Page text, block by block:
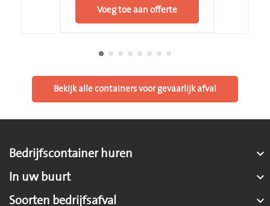
Voeg toe aan offerte
Bekijk alle containers voor gevaarlijk afval
Bedrijfscontainer huren 
In uw buurt 
Soorten bedrijfsafval 